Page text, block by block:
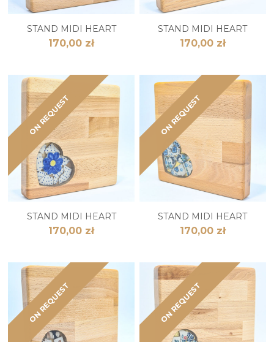
STAND MIDI HEART
170,00 zł
STAND MIDI HEART
170,00 zł
ON REQUEST
STAND MIDI HEART
170,00 zł
ON REQUEST
STAND MIDI HEART
170,00 zł
ON REQUEST ON REQUEST